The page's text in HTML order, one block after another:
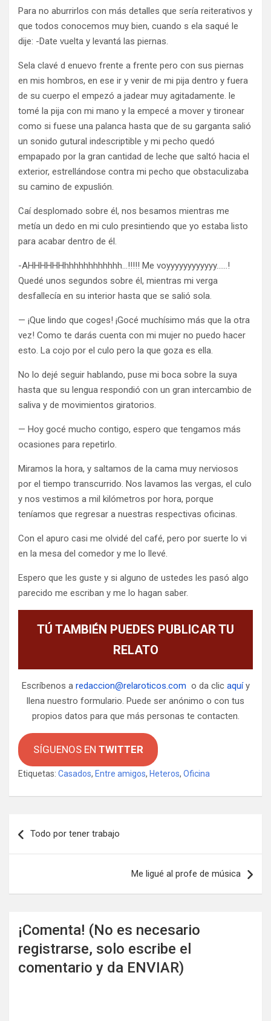
Para no aburrirlos con más detalles que sería reiterativos y
que todos conocemos muy bien, cuando s ela saqué le
dije: -Date vuelta y levantá las piernas.
Sela clavé d enuevo frente a frente pero con sus piernas
en mis hombros, en ese ir y venir de mi pija dentro y fuera
de su cuerpo el empezó a jadear muy agitadamente. le
tomé la pija con mi mano y la empecé a mover y tironear
como si fuese una palanca hasta que de su garganta salió
un sonido gutural indescriptible y mi pecho quedó
empapado por la gran cantidad de leche que saltó hacia el
exterior, estrellándose contra mi pecho que obstaculizaba
su camino de expuslión.
Caí desplomado sobre él, nos besamos mientras me
metía un dedo en mi culo presintiendo que yo estaba listo
para acabar dentro de él.
-AHHHHHHhhhhhhhhhhhh…!!!!! Me voyyyyyyyyyyyy……!
Quedé unos segundos sobre él, mientras mi verga
desfallecía en su interior hasta que se salió sola.
— ¡Que lindo que coges! ¡Gocé muchísimo más que la otra
vez! Como te darás cuenta con mi mujer no puedo hacer
esto. La cojo por el culo pero la que goza es ella.
No lo dejé seguir hablando, puse mi boca sobre la suya
hasta que su lengua respondió con un gran intercambio de
saliva y de movimientos giratorios.
— Hoy gocé mucho contigo, espero que tengamos más
ocasiones para repetirlo.
Miramos la hora, y saltamos de la cama muy nerviosos
por el tiempo transcurrido. Nos lavamos las vergas, el culo
y nos vestimos a mil kilómetros por hora, porque
teníamos que regresar a nuestras respectivas oficinas.
Con el apuro casi me olvidé del café, pero por suerte lo vi
en la mesa del comedor y me lo llevé.
Espero que les guste y si alguno de ustedes les pasó algo
parecido me escriban y me lo hagan saber.
TÚ TAMBIÉN PUEDES PUBLICAR TU
RELATO
Escríbenos a redaccion@relaroticos.com o da clic aquíy
llena nuestro formulario. Puede ser anónimo o con tus
propios datos para que más personas te contacten.
SÍGUENOS EN TWITTER
Etiquetas: Casados, Entre amigos, Heteros, Oficina
de
Todo por tener trabajo
Me ligué al profe de música
¡Comenta! (No es necesario
registrarse, solo escribe el
comentario y da ENVIAR)